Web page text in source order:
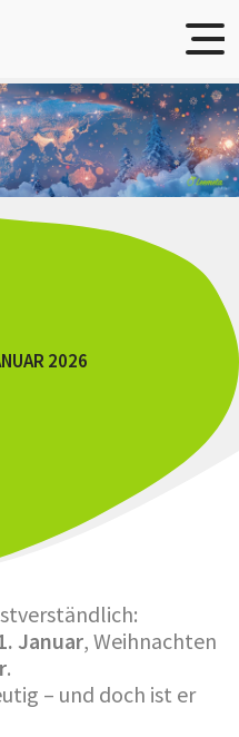
2026
Januar, Weihnachten
.
– und doch ist er